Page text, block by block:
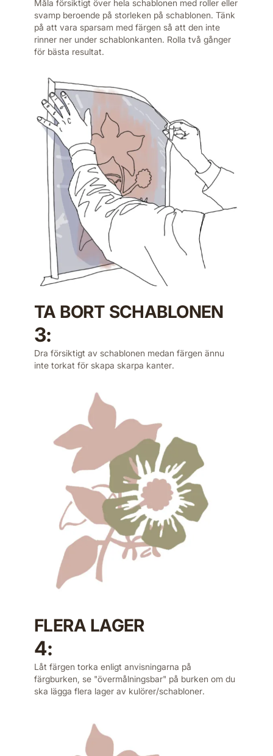
Måla försiktigt över hela schablonen med roller eller
svamp beroende på storleken på schablonen. Tänk
på att vara sparsam med färgen så att den inte
rinner ner under schablonkanten. Rolla två gånger
för bästa resultat.
TA BORT SCHABLONEN
3:
Dra försiktigt av schablonen medan färgen ännu
inte torkat för skapa skarpa kanter.
FLERA LAGER
4:
Låt färgen torka enligt anvisningarna på
färgburken, se "övermålningsbar" på burken om du
ska lägga flera lager av kulörer/schabloner.